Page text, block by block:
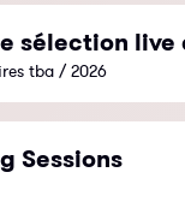
sélection live
tba / 2026
Sessions